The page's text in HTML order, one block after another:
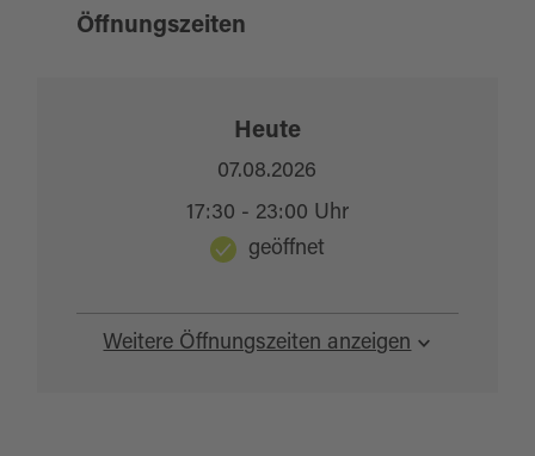
Öffnungszeiten
Weitere Öffnungszeiten anzeigen
Heute
07.08.2026
17:30 - 23:00 Uhr
geöffnet